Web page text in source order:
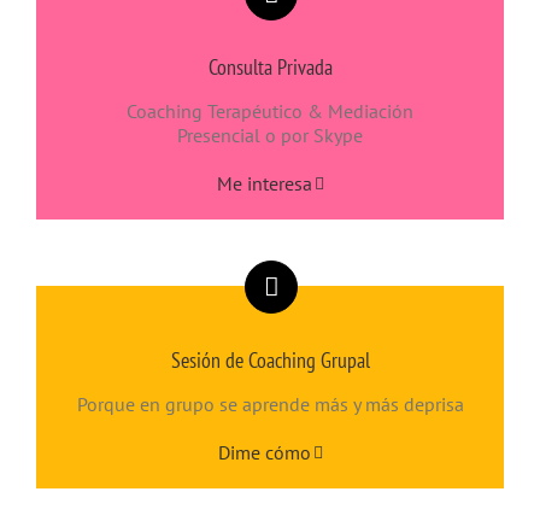
Consulta Privada
Coaching Terapéutico & Mediación
Presencial o por Skype
Me interesa
Sesión de Coaching Grupal
Porque en grupo se aprende más y más deprisa
Dime cómo